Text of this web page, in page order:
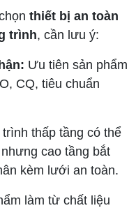
thiết bị an toàn
trình, cần lưu ý:
Ưu tiên sản phẩm
CQ, tiêu chuẩn
trình thấp tầng có thể
cao tầng bắt
kèm lưới an toàn.
làm từ chất liệu